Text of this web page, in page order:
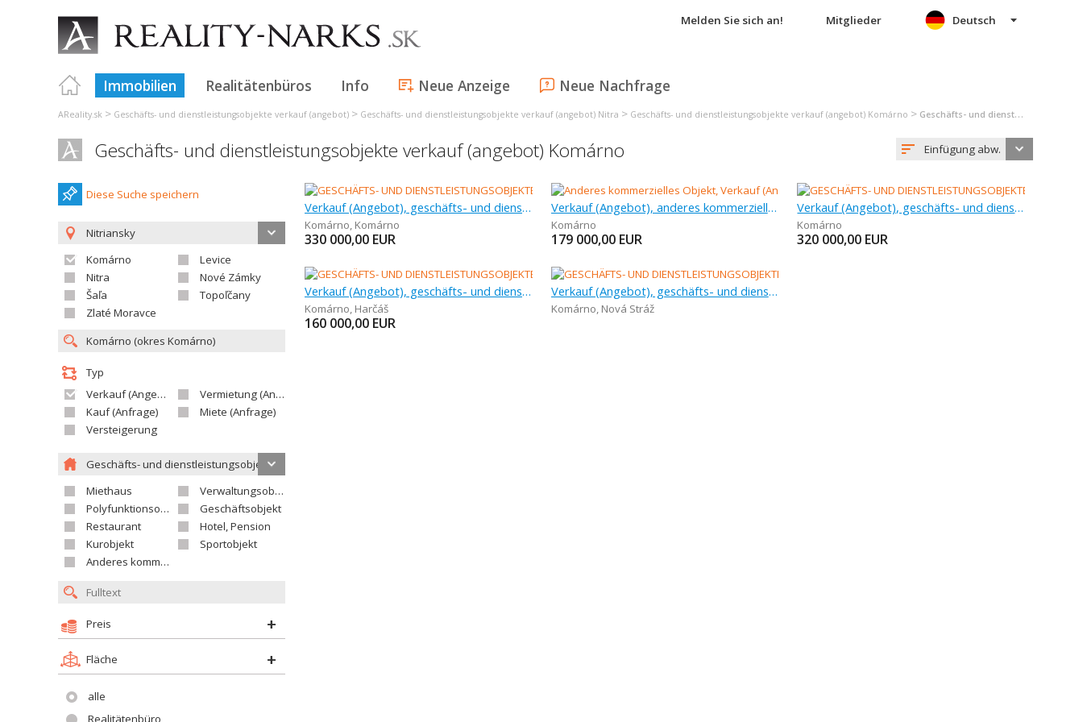
Melden Sie sich an! Mitglieder
Immobilien Realitätenbüros Info Neue Anzeige Neue Nachfrage
Deutsch
AReality.sk > Geschäfts- und dienstleistungsobjekte verkauf (angebot) > Geschäfts- und dienstleistungsobjekte verkauf (angebot) Nitra > Geschäfts- und dienstleistungsobjekte verkauf (angebot) Komárno > Geschäfts- und dienstleistungsobjekte verkauf (angebot) Komárno
Geschäfts- und dienstleistungsobjekte verkauf (angebot) Komárno Einfügung abw.
Diese Suche speichern
Nitriansky
Komárno
Levice
Nitra
Nové Zámky
Šaľa
Topoľčany
Zlaté Moravce
Typ
Verkauf (Angebot)
Vermietung (Angebot)
Kauf (Anfrage)
Miete (Anfrage)
Versteigerung
Geschäfts- und dienstleistungsobjekte
Miethaus
Verwaltungsobjekt
Polyfunktionsobjekt
Geschäftsobjekt
Restaurant
Hotel, Pension
Kurobjekt
Sportobjekt
Anderes kommerzielles Objekt
Preis
Fläche
alle
Realitätenbüro
Verkauf (Angebot), geschäfts- und dienstleistungsobjekte
Komárno, Komárno
330 000,00 EUR
Verkauf (Angebot), anderes kommerzielles objekt, 100 m
Komárno
179 000,00 EUR
Verkauf (Angebot), geschäfts- und dienstleistungsobjekte , 75 m
Komárno
320 000,00 EUR
Verkauf (Angebot), geschäfts- und dienstleistungsobjekte , 805 m
Komárno, Harčáš
160 000,00 EUR
Verkauf (Angebot), geschäfts- und dienstleistungsobjekte , 1 112 m
Komárno, Nová Stráž